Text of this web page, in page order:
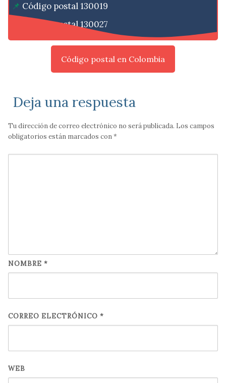
Código postal 130019
Código postal 130027
Código postal en Colombia
Deja una respuesta
Tu dirección de correo electrónico no será publicada. Los campos
obligatorios están marcados con*
NOMBRE *
CORREO ELECTRÓNICO *
WEB